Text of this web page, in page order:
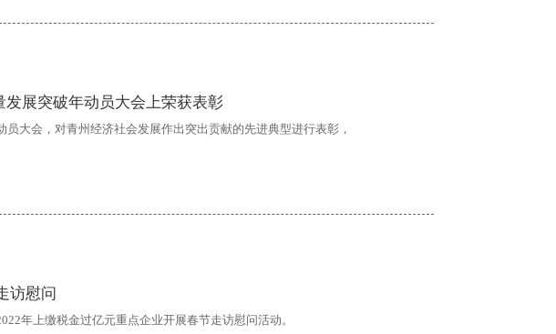
发展突破年动员大会上荣获表彰
会，对青州经济社会发展作出突出贡献的先进典型进行表彰，
访慰问
年上缴税金过亿元重点企业开展春节走访慰问活动。